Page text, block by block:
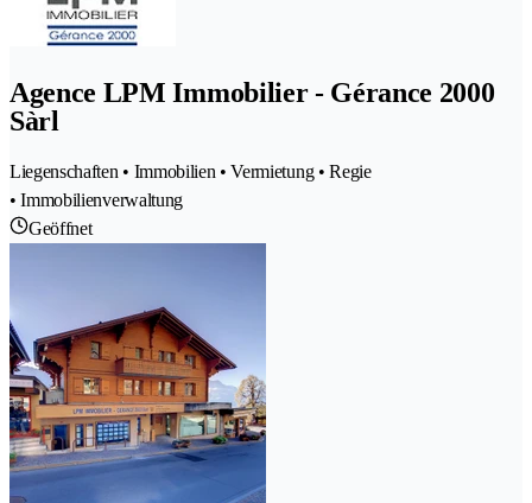
Agence LPM Immobilier - Gérance 2000
Sàrl
Liegenschaften • Immobilien • Vermietung • Regie
• Immobilienverwaltung
Geöffnet